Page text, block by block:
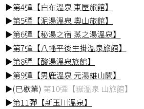
▶第4彈【白布溫泉 東屋旅館】
▶第5彈【泥湯溫泉 奧山旅館】
▶第6彈【秘湯之宿 蒸之湯溫泉】
▶第7彈【八幡平後生掛溫泉旅館】
▶第8彈【酸湯溫泉旅館】
▶第9彈【男鹿溫泉 元湯雄山閣】
▶(已歇業) 第10彈【嶽溫泉 山旅館】
▶第11彈【新玉川溫泉】